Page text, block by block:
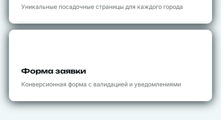
Уникальные посадочные страницы для каждого города
Форма заявки
Конверсионная форма с валидацией и уведомлениями